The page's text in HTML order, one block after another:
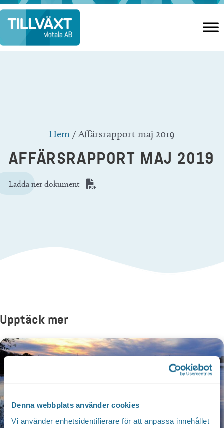
Denna webbplats använder cookies
Vi använder enhetsidentifierare för att anpassa innehållet
Hoppa
till
innehåll
Hem /Affärsrapport maj 2019
AFFÄRSRAPPORT MAJ 2019
Ladda ner dokument
Upptäck mer